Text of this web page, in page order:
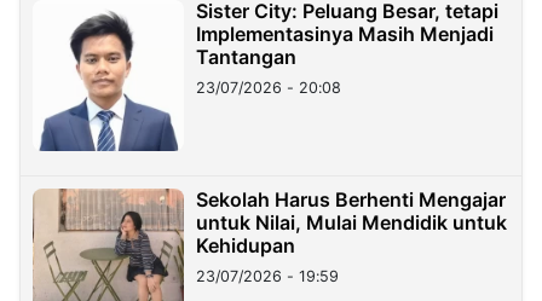
Sister City: Peluang Besar, tetapi
Implementasinya Masih Menjadi
Tantangan
23/07/2026 - 20:08
Sekolah Harus Berhenti Mengajar
untuk Nilai, Mulai Mendidik untuk
Kehidupan
23/07/2026 - 19:59